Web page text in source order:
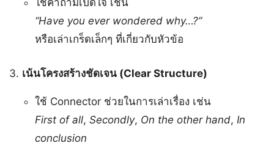
ใช้คำถามเปิดใจ เช่น
“Have you ever wondered why…?”
หรือเล่าเกร็ดเล็กๆ ที่เกี่ยวกับหัวข้อ
เน้นโครงสร้างชัดเจน (Clear Structure)
ใช้ Connector ช่วยในการเล่าเรื่อง เช่น
First of all, Secondly, On the other hand, In
conclusion